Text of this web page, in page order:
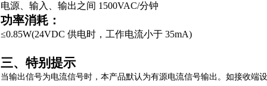
电源、输入、输出之间 1500VAC/分钟
功率消耗：
≤0.85W(24VDC 供电时，工作电流小于 35mA)
三、特别提示
当输出信号为电流信号时，本产品默认为有源电流信号输出。如接收端